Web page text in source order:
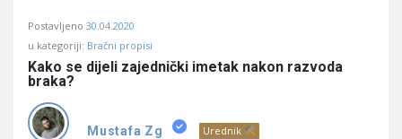
Postavljeno 30.04.2020
u kategoriji: Bračni propisi
Kako se dijeli zajednički imetak nakon razvoda
braka?
Mustafa Zg Urednik